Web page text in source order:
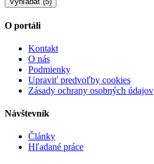
O portáli
Kontakt
O nás
Podmienky
Upraviť predvoľby cookies
Zásady ochrany osobných údajov
Návštevník
Články
Hľadané práce